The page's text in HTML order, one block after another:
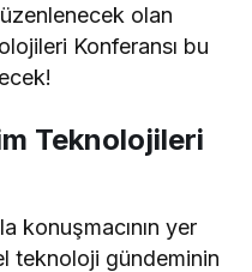
olan
Konferansı bu
Teknolojileri
konuşmacının yer
teknoloji gündeminin